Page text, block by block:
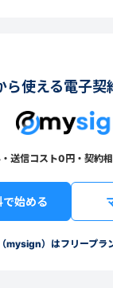
ら使える電子契
送信コスト0円・契約
始める
mysign）はフリープラ